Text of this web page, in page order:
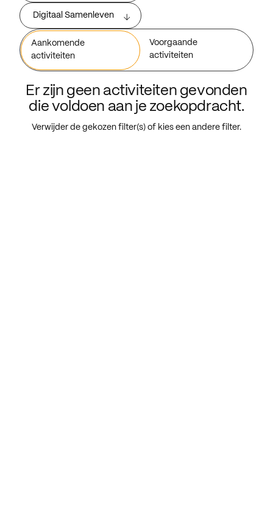
Digitaal Samenleven
Aankomende
activiteiten
Voorgaande
activiteiten
Er zijn geen activiteiten gevonden
die voldoen aan je zoekopdracht.
Verwijder de gekozen filter(s) of kies een andere filter.